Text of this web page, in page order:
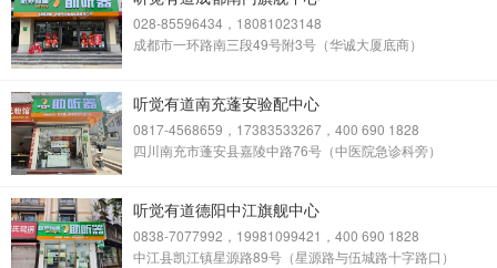
028-85596434，18081023148
成都市一环路南三段49号附3号（华诚大厦底商）
听觉有道南充蓬安验配中心
0817-4568659，17383533267，400 690 1828
四川南充市蓬安县嘉陵中路76号（中医院急诊科旁）
听觉有道德阳中江旗舰中心
0838-7077992，19981099421，400 690 1828
中江县凯江镇星源路89号（星源路与伍城路十字路口）